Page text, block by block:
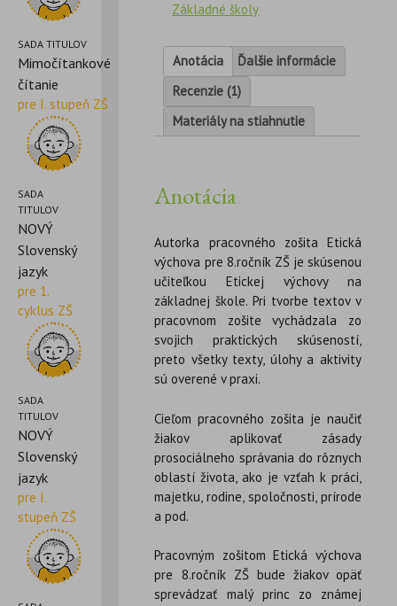
SADA TITULOV
Mimočítankové
čítanie
pre I. stupeň ZŠ
SADA
TITULOV
NOVÝ
Slovenský
jazyk
pre 1.
cyklus ZŠ
SADA
TITULOV
NOVÝ
Slovenský
jazyk
pre I.
stupeň ZŠ
Základné školy
Anotácia
Ďalšie informácie
Recenzie (1)
Materiály na stiahnutie
Anotácia
Autorka pracovného zošita Etická
výchova pre 8.ročník ZŠ je skúsenou
učiteľkou Etickej výchovy na
základnej škole. Pri tvorbe textov v
pracovnom zošite vychádzala zo
svojich praktických skúseností,
preto všetky texty, úlohy a aktivity
sú overené v praxi.
Cieľom pracovného zošita je naučiť
žiakov aplikovať zásady
prosociálneho správania do rôznych
oblastí života, ako je vzťah k práci,
majetku, rodine, spoločnosti, prírode
a pod.
Pracovným zošitom Etická výchova
pre 8.ročník ZŠ bude žiakov opäť
sprevádzať malý princ zo známej